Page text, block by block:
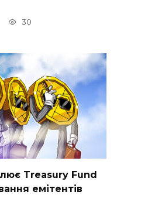
30
Treasury Fund
емітентів